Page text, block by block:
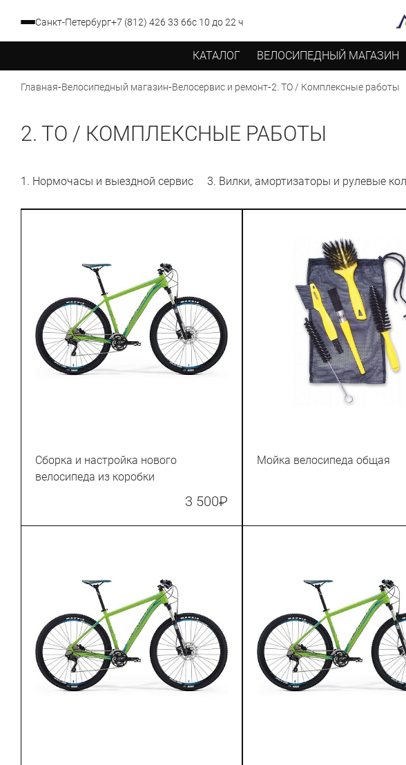
Санкт-Петербург+7 (812) 426 33 66с 10 до 22 ч
КАТАЛОГ ВЕЛОСИПЕДНЫЙ МАГАЗИН
Главная-Велосипедный магазин-Велосервис и ремонт-2. ТО / Комплексные работы
2. ТО / КОМПЛЕКСНЫЕ РАБОТЫ
1. Нормочасы и выездной сервис 3. Вилки, амортизаторы и рулевые
Сборка и настройка нового
велосипеда из коробки
3 500₽
Мойка велосипеда общая